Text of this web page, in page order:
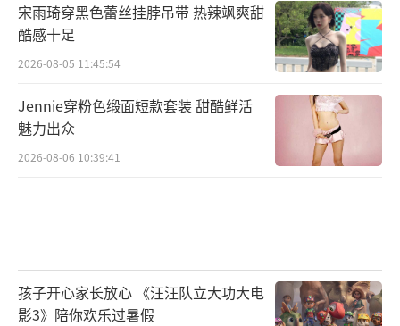
宋雨琦穿黑色蕾丝挂脖吊带 热辣飒爽甜
酷感十足
2026-08-05 11:45:54
Jennie穿粉色缎面短款套装 甜酷鲜活
魅力出众
2026-08-06 10:39:41
孩子开心家长放心 《汪汪队立大功大电
影3》陪你欢乐过暑假